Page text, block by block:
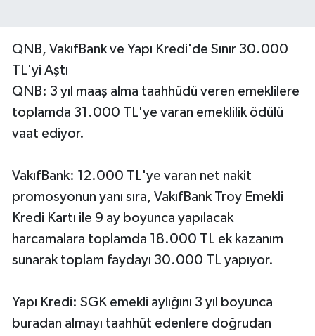
QNB, VakıfBank ve Yapı Kredi'de Sınır 30.000
TL'yi Aştı
QNB: 3 yıl maaş alma taahhüdü veren emeklilere
toplamda 31.000 TL'ye varan emeklilik ödülü
vaat ediyor.
VakıfBank: 12.000 TL'ye varan net nakit
promosyonun yanı sıra, VakıfBank Troy Emekli
Kredi Kartı ile 9 ay boyunca yapılacak
harcamalara toplamda 18.000 TL ek kazanım
sunarak toplam faydayı 30.000 TL yapıyor.
Yapı Kredi: SGK emekli aylığını 3 yıl boyunca
buradan almayı taahhüt edenlere doğrudan